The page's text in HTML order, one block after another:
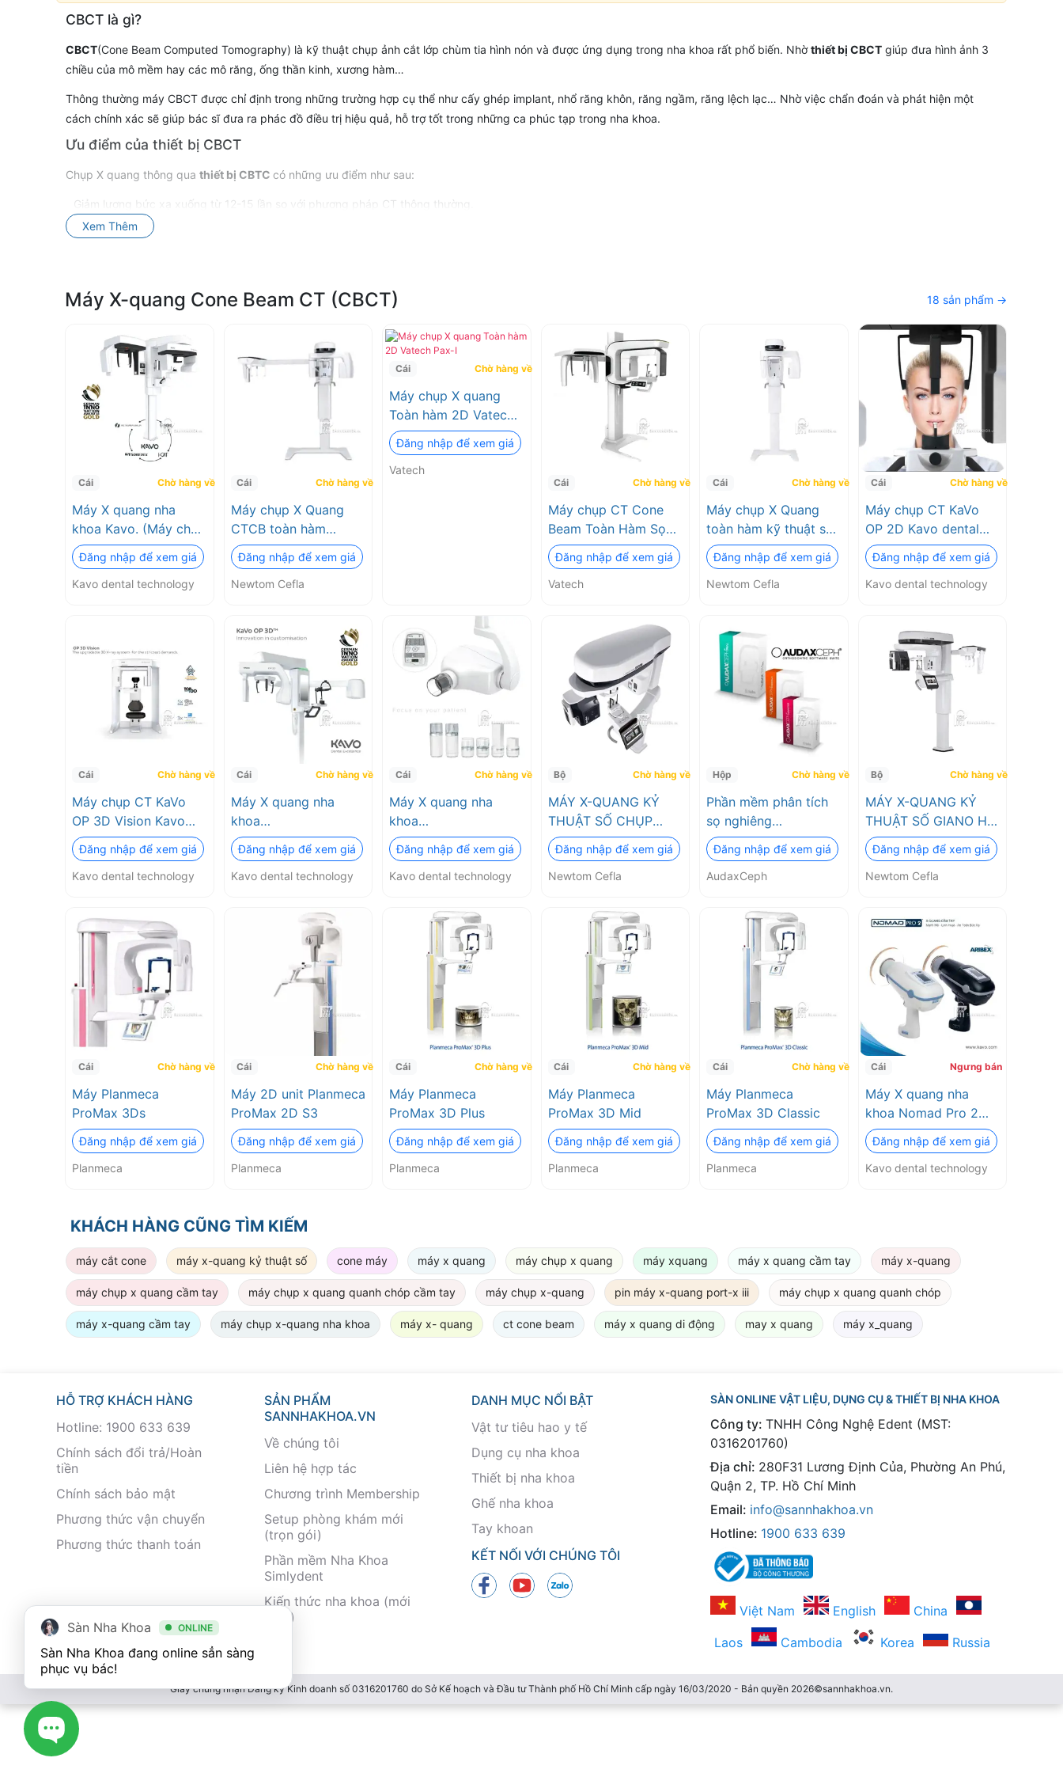
Máy
X-
quang
Cone
Beam
CT
Chẩn
đoán
hình
ảnh
chính
xác
cao
CBCT là gì?
CBCT(Cone Beam Computed Tomography) là kỹ thuật chụp ảnh cắt lớp chùm tia hình nón và được ứng dụng trong nha khoa rất phổ biến. Nhờthiết bị CBCT giúp đưa hình ảnh 3
chiều của mô mềm hay các mô răng, ống thần kinh, xương hàm…
Thông thường máy CBCT được chỉ định trong những trường hợp cụ thể như cấy ghép implant, nhổ răng khôn, răng ngầm, răng lệch lạc… Nhờ việc chẩn đoán và phát hiện một
cách chính xác sẽ giúp bác sĩ đưa ra phác đồ điều trị hiệu quả, hỗ trợ tốt trong những ca phúc tạp trong nha khoa.
Ưu điểm của thiết bị CBCT
Chụp X quang thông qua thiết bị CBTC có những ưu điểm như sau:
Giảm lượng bức xạ xuống từ 12-15 lần so với phương pháp CT thông thường.
Giảm liều bức xạ xuống thấp hơn hẳn so với hình phim pano 2D.
Để mua máy CBCT chính hãng, bạn có thể tìm mua ngay tại Sàn Nha Khoa với cam kết hàng chính hãng 100%, chính sách bảo hành theo từng hãng, chính sách giá tốt và dịch vụ
chăm sóc khách hàng tận tâm.
Xem Thêm
Máy X-quang Cone Beam CT (CBCT) 18 sản phẩm →
Cái Chờ hàng về
Máy X quang nha
khoa Kavo. (Máy chụp
CT KaVo OP 3D PRO)
Kavo dental
technology
Đăng nhập để xem giá
Kavo dental technology
Cái Chờ hàng về
Máy chụp X Quang
CTCB toàn hàm
Newtom Go 2D/3D
Ceph Newtom Cefla
Đăng nhập để xem giá
Newtom Cefla
Cái Chờ hàng về
Máy chụp X quang
Toàn hàm 2D Vatech
Pax-I
Đăng nhập để xem giá
Vatech
Cái Chờ hàng về
Máy chụp CT Cone
Beam Toàn Hàm Sọ
Mặt Vatech Pax-I 3D
Smart
Đăng nhập để xem giá
Vatech
Cái Chờ hàng về
Máy chụp X Quang
toàn hàm kỹ thuật số
Newtom Go 2D
Newtom Cefla
Đăng nhập để xem giá
Newtom Cefla
Cái Chờ hàng về
Máy chụp CT KaVo
OP 2D Kavo dental
technology
Đăng nhập để xem giá
Kavo dental technology
Cái Chờ hàng về
Máy chụp CT KaVo
OP 3D Vision Kavo
dental technology
Đăng nhập để xem giá
Kavo dental technology
Cái Chờ hàng về
Máy X quang nha
khoa
Kavo.model:Orthopantomograph
OP 3D (PCX-1) (Máy
chụp CT KaVo OP 3D)
Đăng nhập để xem giá
Kavo dental technology
Cái Chờ hàng về
Máy X quang nha
khoa
Kavo.model:Focus
(bộ/cái) (Máy X–
Quang Treo Tường
dental technology
Đăng nhập để xem giá
Kavo dental technology
Bộ Chờ hàng về
MÁY X-QUANG KỶ
THUẬT SỐ CHỤP
TOÀN CẢNH VÀ
CHỤP ĐO SỌ MẶT
GIANO HR ApT
Đăng nhập để xem giá
Newtom Cefla
Hộp Chờ hàng về
Phần mềm phân tích
sọ nghiêng
AUDAXCEPH
Đăng nhập để xem giá
AudaxCeph
Bộ Chờ hàng về
MÁY X-QUANG KỶ
THUẬT SỐ GIANO HR
PRIME PAN/CEPH
Newtom Cefla
Đăng nhập để xem giá
Newtom Cefla
Cái Chờ hàng về
Máy Planmeca
ProMax 3Ds
Đăng nhập để xem giá
Planmeca
Cái Chờ hàng về
Máy 2D unit Planmeca
ProMax 2D S3
Đăng nhập để xem giá
Planmeca
Cái Chờ hàng về
Máy Planmeca
ProMax 3D Plus
Đăng nhập để xem giá
Planmeca
Cái Chờ hàng về
Máy Planmeca
ProMax 3D Mid
Đăng nhập để xem giá
Planmeca
Cái Chờ hàng về
Máy Planmeca
ProMax 3D Classic
Đăng nhập để xem giá
Planmeca
Cái Ngưng bán
Máy X quang nha
khoa Nomad Pro 2
(Máy X-Quang Cầm
Tay NOMAD PRO 2)
Kavo dental
Đăng nhập để xem giá
Kavo dental technology
KHÁCH HÀNG CŨNG TÌM KIẾM
máy cắt cone máy x-quang kỷ thuật số cone máy máy x quang máy chụp x quang máy xquang máy x quang cầm tay máy x-quang
máy chụp x quang cầm tay máy chụp x quang quanh chóp cầm tay máy chụp x-quang pin máy x-quang port-x iii máy chụp x quang quanh chóp
máy x-quang cầm tay máy chụp x-quang nha khoa máy x- quang ct cone beam máy x quang di động may x quang máy x_quang
HỖ TRỢ KHÁCH HÀNG
Hotline: 1900 633 639
Chính sách đổi trả/Hoàn
tiền
Chính sách bảo mật
Phương thức vận chuyển
Phương thức thanh toán
SẢN PHẨM
SANNHAKHOA.VN
Về chúng tôi
Liên hệ hợp tác
Chương trình Membership
Setup phòng khám mới
(trọn gói)
Phần mềm Nha Khoa
Simlydent
Kiến thức nha khoa (mới
nhất)
DANH MỤC NỔI BẬT
Vật tư tiêu hao y tế
Dụng cụ nha khoa
Thiết bị nha khoa
Ghế nha khoa
Tay khoan
KẾT NỐI VỚI CHÚNG TÔI
SÀN ONLINE VẬT LIỆU, DỤNG CỤ & THIẾT BỊ NHA KHOA
Công ty: TNHH Công Nghệ Edent (MST:
0316201760)
Địa chỉ: 280F31 Lương Định Của, Phường An Phú,
Quận 2, TP. Hồ Chí Minh
Email: info@sannhakhoa.vn
Hotline: 1900 633 639
Việt Nam English
China
Laos
Cambodia Korea Russia
Giấy chứng nhận Đăng ký Kinh doanh số 0316201760 do Sở Kế hoạch và Đầu tư Thành phố Hồ Chí Minh cấp ngày 16/03/2020 - Bản quyền 2026©sannhakhoa.vn.
Sàn Nha Khoa ONLINE
Sàn Nha Khoa đang online sẳn sàng
phục vụ bác!